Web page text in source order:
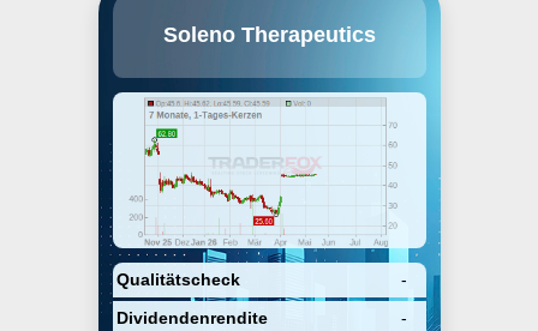
Soleno Therapeutics
Qualitätscheck
-
Dividendenrendite
-
operates as clinical-stage
which engages in the
development and
commercialization of novel
therapeutics for the treatment of
rare diseases. It focuses on the
treatment of metabolic and
neurobehavioral disorder. It offers
its lead candidate, Diazoxide
Choline Controlled-Release
(DCCR), an oral tablet for the
treatment of Prader-Willi
Syndrome (PWS). The company
was founded on August 25, 1999